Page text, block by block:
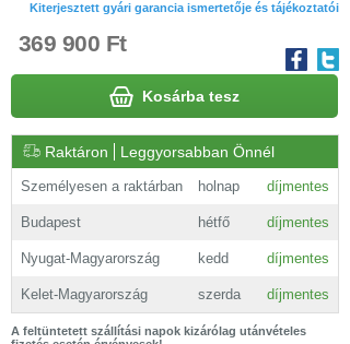
Kiterjesztett gyári garancia ismertetője és tájékoztatói
369 900 Ft
Kosárba tesz
Raktáron Leggyorsabban Önnél
Személyesen a raktárban holnap díjmentes
Budapest hétfő díjmentes
Nyugat-Magyarország kedd díjmentes
Kelet-Magyarország szerda díjmentes
A feltüntetett szállítási napok kizárólag utánvételes